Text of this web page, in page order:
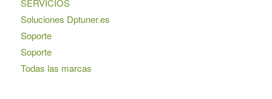
SERVICIOS
Soluciones Dptuner.es
Soporte
Soporte
Todas las marcas